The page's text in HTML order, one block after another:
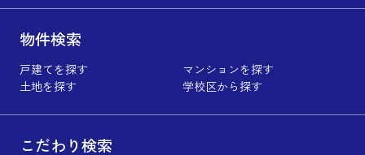
物件検索
戸建てを探す
マンションを探す
土地を探す
学校区から探す
こだわり検索